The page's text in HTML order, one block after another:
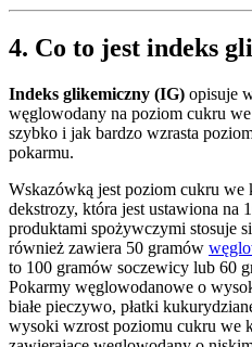
4. Co to jest indeks
Indeks glikemiczny (IG) opisuje
węglowodany na poziom cukru
szybko i jak bardzo wzrasta
pokarmu.
Wskazówką jest poziom cukru
dekstrozy, która jest ustawiona na
produktami spożywczymi stosuje
również zawiera 50 gramów
to 100 gramów soczewicy lub 60
Pokarmy węglowodanowe o
białe pieczywo, płatki
wysoki wzrost poziomu cukru we